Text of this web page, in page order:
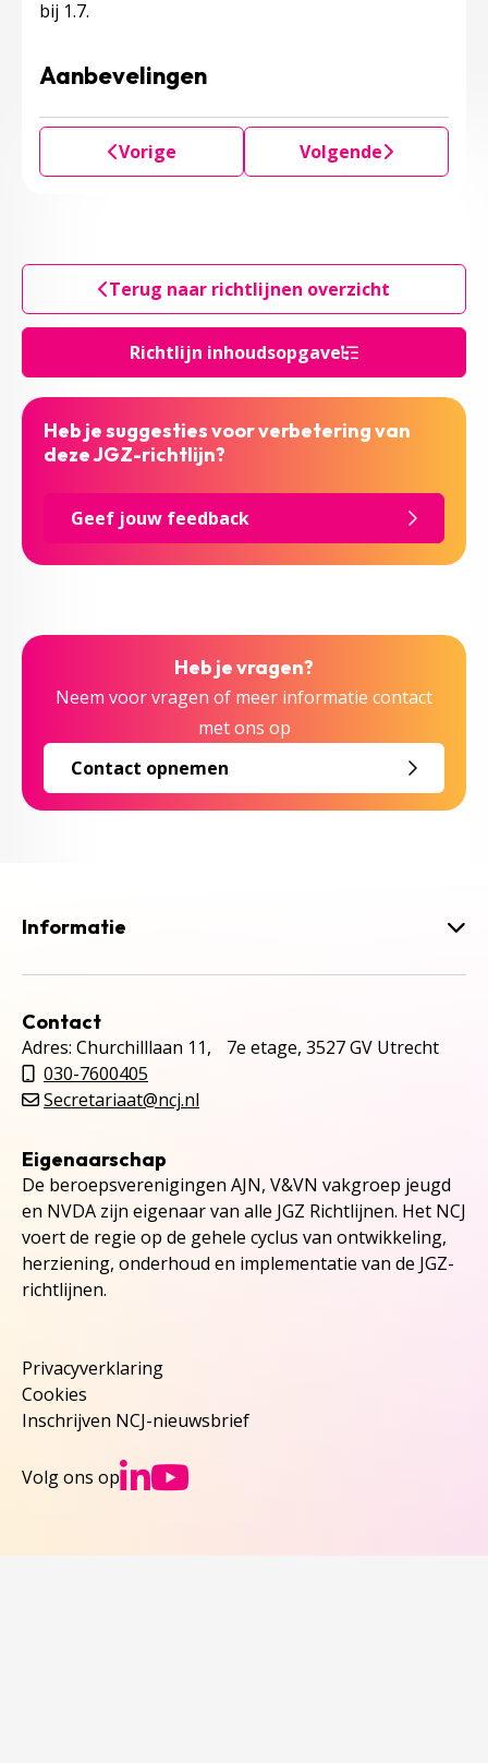
Richtlijn inhoudsopgave
bij 1.7.
Aanbevelingen
Vorige Volgende
Terug naar richtlijnen overzicht
Heb je suggesties voor verbetering van
deze JGZ-richtlijn?
Geef jouw feedback
Heb je vragen?
Neem voor vragen of meer informatie contact
met ons op
Contact opnemen
Informatie
Contact
Adres: Churchilllaan 11, 7e etage, 3527 GV Utrecht
030-7600405
Secretariaat@ncj.nl
Eigenaarschap
De beroepsverenigingen AJN, V&VN vakgroep jeugd
en NVDA zijn eigenaar van alle JGZ Richtlijnen. Het NCJ
voert de regie op de gehele cyclus van ontwikkeling,
herziening, onderhoud en implementatie van de JGZ-
richtlijnen.
Privacyverklaring
Cookies
Inschrijven NCJ-nieuwsbrief
Volg ons op Ga naar NCJs